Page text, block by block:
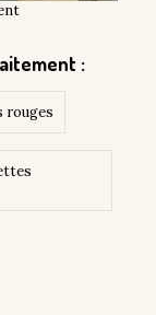
:
rouges